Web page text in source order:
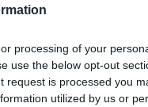
processing of your
use the below opt-out
request is processed you
utilized by us or
peräti neljä
Coldplayn suosio
albumiilmestyy 4.
sanotusti gloryhunter,